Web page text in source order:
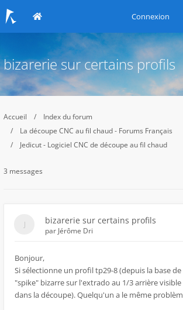
Connexion
bizarerie sur certains profils
Accueil
Index du forum
La découpe CNC au fil chaud - Forums Français
Jedicut - Logiciel CNC de découpe au fil chaud
3 messages
bizarerie sur certains profils
par Jérôme Dri
Bonjour,
Si sélectionne un profil tp29-8 (depuis la base
"spike" bizarre sur l'extrado au 1/3 arrière
dans la découpe). Quelqu'un a le même